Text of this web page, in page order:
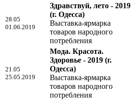
28.05
01.06.2019
Здравствуй, лето - 2019
(г. Одесса)
Выставка-ярмарка
товаров народного
потребления
21.05
25.05.2019
Мода. Красота.
Здоровье - 2019 (г.
Одесса)
Выставка-ярмарка
товаров народного
потребления